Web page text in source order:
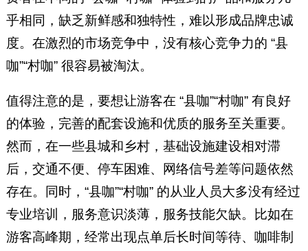
乎相同，缺乏新鲜感和独特性，难以形成品牌忠诚
度。在激烈的市场竞争中，没有核心竞争力的 “县
咖”“村咖” 很容易被淘汰。
值得注意的是，要想让游客在 “县咖”“村咖” 有良好
的体验，完善的配套设施和优质的服务至关重要。
然而，在一些县城和乡村，基础设施建设相对滞
后，交通不便、停车困难、网络信号差等问题依然
存在。同时，“县咖”“村咖” 的从业人员大多没有经过
专业培训，服务意识淡薄，服务技能欠缺。比如在
游客高峰期，经常出现点单后长时间等待、咖啡制